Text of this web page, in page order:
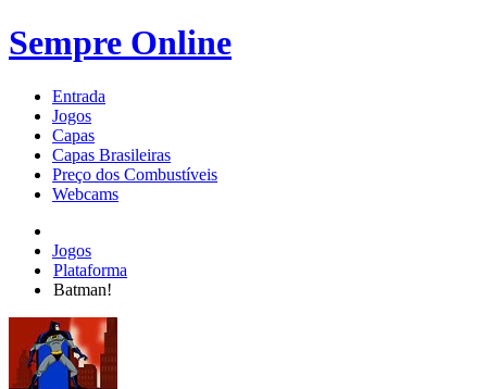
Sempre Online
Entrada
Jogos
Capas
Capas Brasileiras
Preço dos Combustíveis
Webcams
Jogos
Plataforma
Batman!